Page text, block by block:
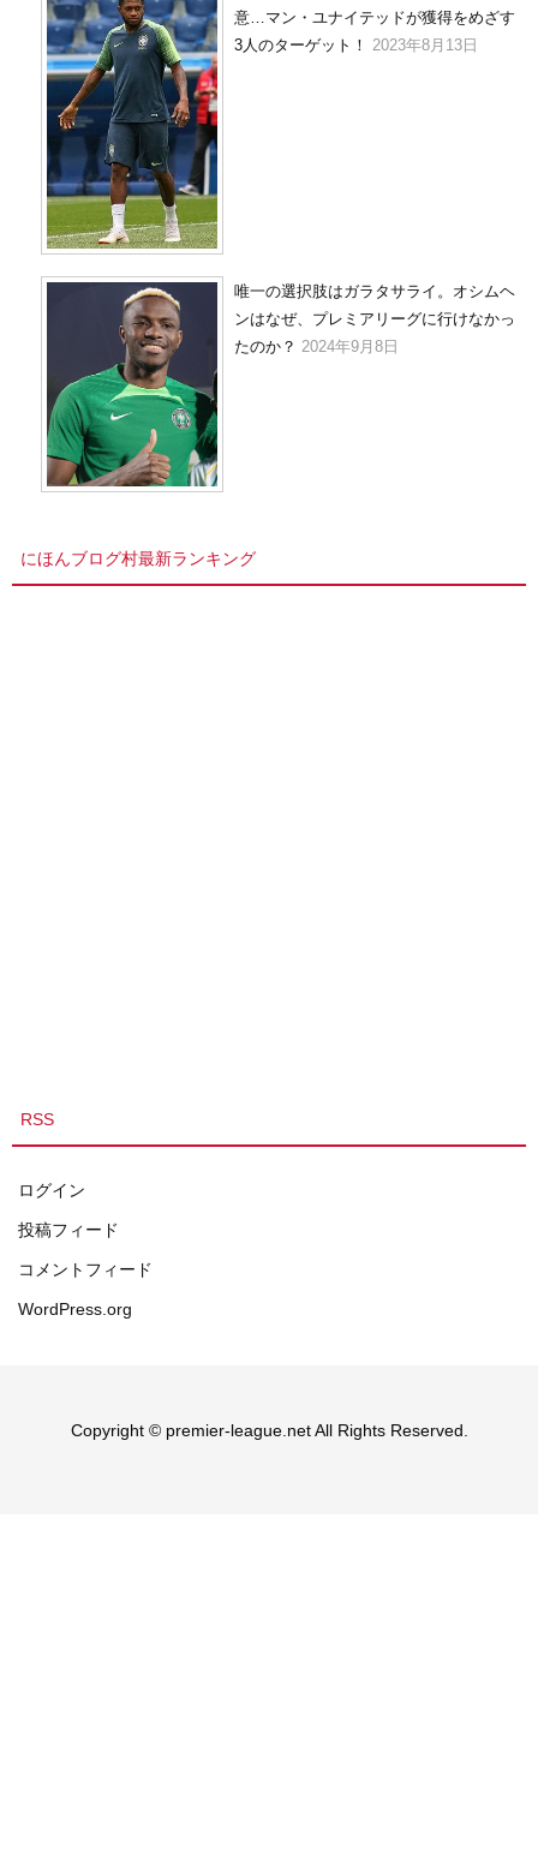
意…マン・ユナイテッドが獲得をめざす
3人のターゲット！
2023年8月13日
唯一の選択肢はガラタサライ。オシムヘ
ンはなぜ、プレミアリーグに行けなかっ
たのか？ 2024年9月8日
にほんブログ村最新ランキング
RSS
ログイン
投稿フィード
コメントフィード
WordPress.org
Copyright © premier-league.net All Rights Reserved.